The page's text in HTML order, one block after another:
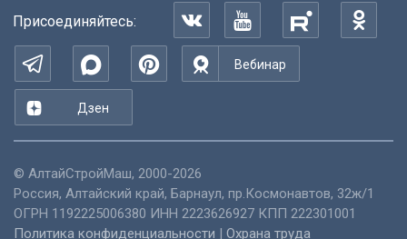
Присоединяйтесь:
Вебинар
Дзен
© АлтайСтройМаш, 2000-2026
Россия, Алтайский край, Барнаул, пр.Космонавтов, 32ж/1
ОГРН 1192225006380 ИНН 2223626927 КПП 222301001
Политика конфиденциальности | Охрана труда